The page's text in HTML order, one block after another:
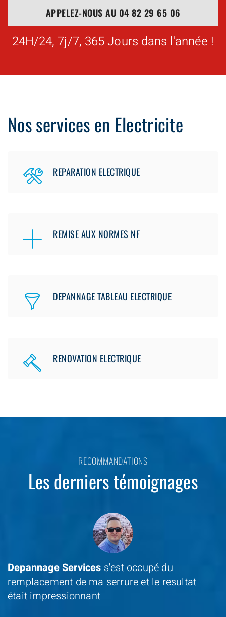
APPELEZ-NOUS AU 04 82 29 65 06
24H/24, 7j/7, 365 Jours dans l'année !
Nos services en Electricite
REPARATION ELECTRIQUE
REMISE AUX NORMES NF
DEPANNAGE TABLEAU ELECTRIQUE
RENOVATION ELECTRIQUE
RECOMMANDATIONS
Les derniers témoignages
Depannage Services s'est occupé du
remplacement de ma serrure et le resultat
était impressionnant